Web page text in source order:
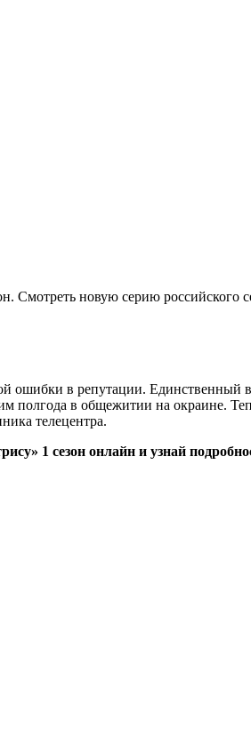
Смотреть новую серию
ошибки в репутации.
в общежитии на окраине.
телецентра.
1 сезон онлайн и узнай